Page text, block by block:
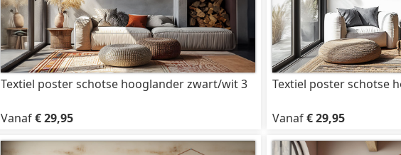
Textiel poster schotse hooglander zwart/wit 3
Vanaf€ 29,95
Textiel poster schotse
Vanaf€ 29,95